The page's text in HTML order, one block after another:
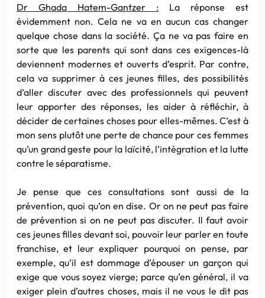
Dr Ghada Hatem-Gantzer : La réponse est
évidemment non. Cela ne va en aucun cas changer
quelque chose dans la société. Ça ne va pas faire en
sorte que les parents qui sont dans ces exigences-là
deviennent modernes et ouverts d’esprit. Par contre,
cela va supprimer à ces jeunes filles, des possibilités
d’aller discuter avec des professionnels qui peuvent
leur apporter des réponses, les aider à réfléchir, à
décider de certaines choses pour elles-mêmes. C’est à
mon sens plutôt une perte de chance pour ces femmes
qu’un grand geste pour la laïcité, l’intégration et la lutte
contre le séparatisme.
Je pense que ces consultations sont aussi de la
prévention, quoi qu’on en dise. Or on ne peut pas faire
de prévention si on ne peut pas discuter. Il faut avoir
ces jeunes filles devant soi, pouvoir leur parler en toute
franchise, et leur expliquer pourquoi on pense, par
exemple, qu’il est dommage d’épouser un garçon qui
exige que vous soyez vierge; parce qu’en général, il va
exiger plein d’autres choses, mais il ne vous le dit pas